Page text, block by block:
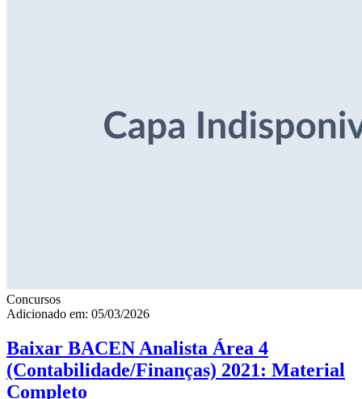
Concursos
Adicionado em: 05/03/2026
Baixar BACEN Analista Área 4
(Contabilidade/Finanças) 2021: Material
Completo